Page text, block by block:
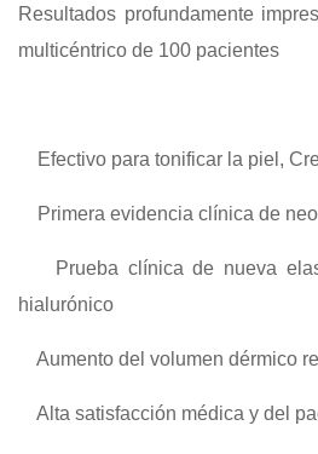
Resultados profundamente
multicéntrico de 100 pacientes
Efectivo para tonificar la piel,
Primera evidencia clínica de
Prueba clínica de nueva
hialurónico
Aumento del volumen dérmico
Alta satisfacción médica y del